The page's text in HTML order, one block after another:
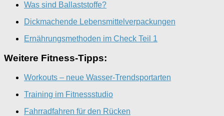
Was sind Ballaststoffe?
Dickmachende Lebensmittelverpackungen
Ernährungsmethoden im Check Teil 1
Weitere Fitness-Tipps:
Workouts – neue Wasser-Trendsportarten
Training im Fitnessstudio
Fahrradfahren für den Rücken